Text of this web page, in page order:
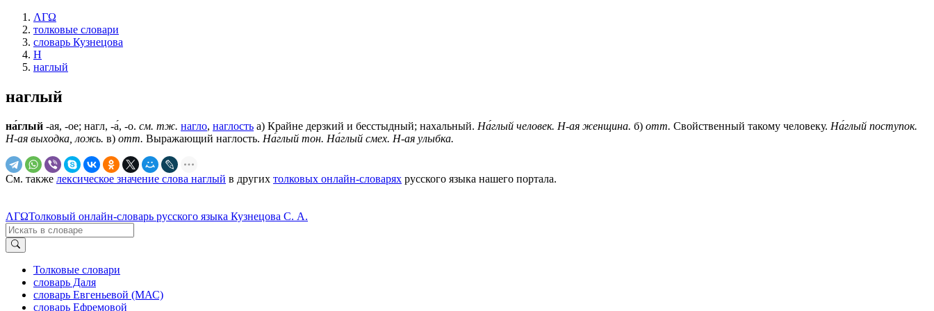
ΛΓΩ
толковые словари
словарь Кузнецова
Н
наглый
наглый
на́глый -ая, -ое; нагл, -а́, -о. см. тж. нагло, наглость а) Крайне дерзкий и бесстыдный; нахальный. На́глый человек. Н-ая женщина. б) отт. Свойственный такому человеку. На́глый поступок.
Н-ая выходка, ложь. в) отт. Выражающий наглость. На́глый тон. На́глый смех. Н-ая улыбка.
См. также лексическое значение слова наглый в других толковых онлайн-словарях русского языка нашего портала.
ΛΓΩТолковый онлайн-словарь русского языка Кузнецова С. А.
Толковые словари
словарь Даля
словарь Евгеньевой (МАС)
словарь Ефремовой